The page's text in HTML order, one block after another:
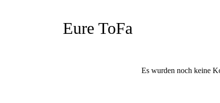
Eure ToFa
Es wurden noch keine